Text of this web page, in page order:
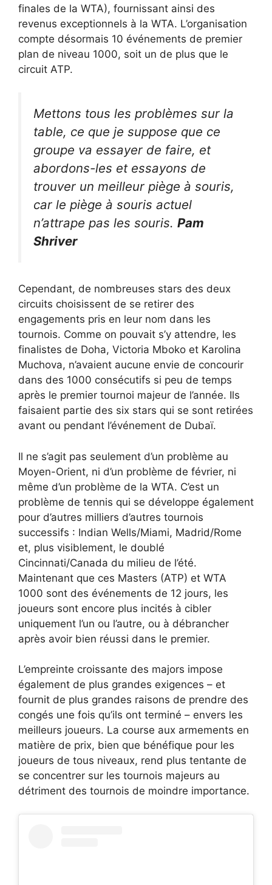
finales de la WTA), fournissant ainsi des
revenus exceptionnels à la WTA. L’organisation
compte désormais 10 événements de premier
plan de niveau 1000, soit un de plus que le
circuit ATP.
Mettons tous les problèmes sur la
table, ce que je suppose que ce
groupe va essayer de faire, et
abordons-les et essayons de
trouver un meilleur piège à souris,
car le piège à souris actuel
n’attrape pas les souris. Pam
Shriver
Cependant, de nombreuses stars des deux
circuits choisissent de se retirer des
engagements pris en leur nom dans les
tournois. Comme on pouvait s’y attendre, les
finalistes de Doha, Victoria Mboko et Karolina
Muchova, n’avaient aucune envie de concourir
dans des 1000 consécutifs si peu de temps
après le premier tournoi majeur de l’année. Ils
faisaient partie des six stars qui se sont retirées
avant ou pendant l’événement de Dubaï.
Il ne s’agit pas seulement d’un problème au
Moyen-Orient, ni d’un problème de février, ni
même d’un problème de la WTA. C’est un
problème de tennis qui se développe également
pour d’autres milliers d’autres tournois
successifs : Indian Wells/Miami, Madrid/Rome
et, plus visiblement, le doublé
Cincinnati/Canada du milieu de l’été.
Maintenant que ces Masters (ATP) et WTA
1000 sont des événements de 12 jours, les
joueurs sont encore plus incités à cibler
uniquement l’un ou l’autre, ou à débrancher
après avoir bien réussi dans le premier.
L’empreinte croissante des majors impose
également de plus grandes exigences – et
fournit de plus grandes raisons de prendre des
congés une fois qu’ils ont terminé – envers les
meilleurs joueurs. La course aux armements en
matière de prix, bien que bénéfique pour les
joueurs de tous niveaux, rend plus tentante de
se concentrer sur les tournois majeurs au
détriment des tournois de moindre importance.